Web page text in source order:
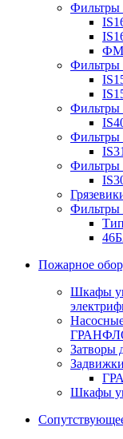
Фильтры
Фильтры
Фильтры
Фильтры
IS31
Фильтры
Фильтры
Пожарное
Шкафы
Затворы
Задвижки
Шкафы